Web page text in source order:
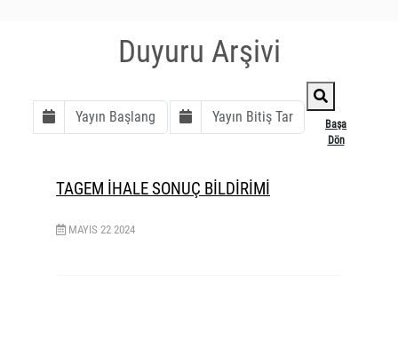
Duyuru Arşivi
Başa
Dön
TAGEM İHALE SONUÇ BİLDİRİMİ
MAYIS 22 2024